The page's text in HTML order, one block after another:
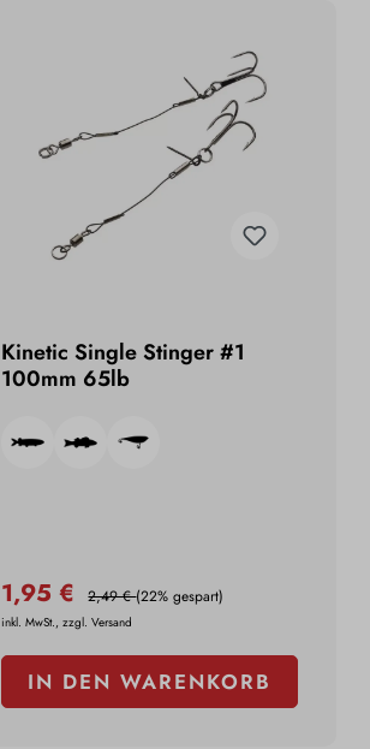
Kinetic Single Stinger #1
100mm 65lb
1,95 € 2,49 €(22% gespart)
inkl. MwSt., zzgl. Versand
IN DEN WARENKORB